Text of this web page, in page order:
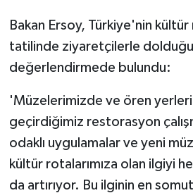
Bakan Ersoy, Türkiye'nin kültür
tatilinde ziyaretçilerle
değerlendirmede bulundu:
'Müzelerimizde ve ören
geçirdiğimiz restorasyon
odaklı uygulamalar ve yeni
kültür rotalarımıza olan ilgiyi
da artırıyor. Bu ilginin en